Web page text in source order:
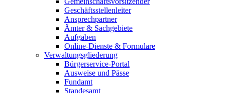
Geschäftsstellenleiter
Ansprechpartner
Ämter & Sachgebiete
Aufgaben
Online-Dienste & Formulare
Verwaltungsgliederung
Bürgerservice-Portal
Ausweise und Pässe
Fundamt
Standesamt